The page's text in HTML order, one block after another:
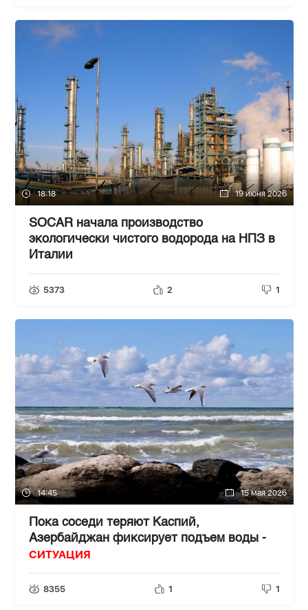
18:18 19 июня 2026
SOCAR начала производство
экологически чистого водорода на НПЗ в
Италии
5373 2 1
14:45 15 мая 2026
Пока соседи теряют Каспий,
Азербайджан фиксирует подъем воды -
СИТУАЦИЯ
8355 1 1